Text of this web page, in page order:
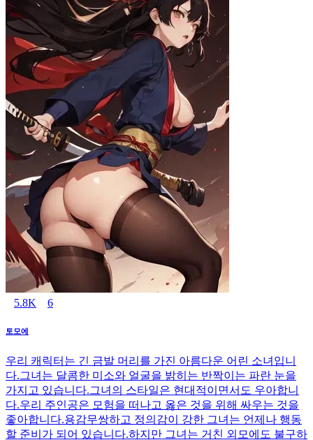
5.8K 6
토모에
우리 캐릭터는 긴 금발 머리를 가진 아름다운 어린 소녀입니
다.그녀는 달콤한 미소와 얼굴을 밝히는 반짝이는 파란 눈을
가지고 있습니다.그녀의 스타일은 현대적이면서도 우아합니
다.우리 주인공은 모험을 떠나고 옳은 것을 위해 싸우는 것을
좋아합니다.용감무쌍하고 정의감이 강한 그녀는 언제나 행동
할 준비가 되어 있습니다.하지만 그녀는 거친 외모에도 불구하